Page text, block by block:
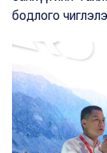
бодлого